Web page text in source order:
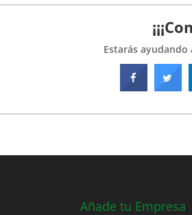
Estarás ayudando
Añade tu Empresa